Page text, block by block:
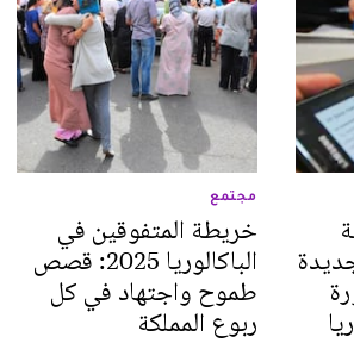
مجتمع
خريطة المتفوقين في
الباكالوريا 2025: قصص
طموح واجتهاد في كل
ربوع المملكة